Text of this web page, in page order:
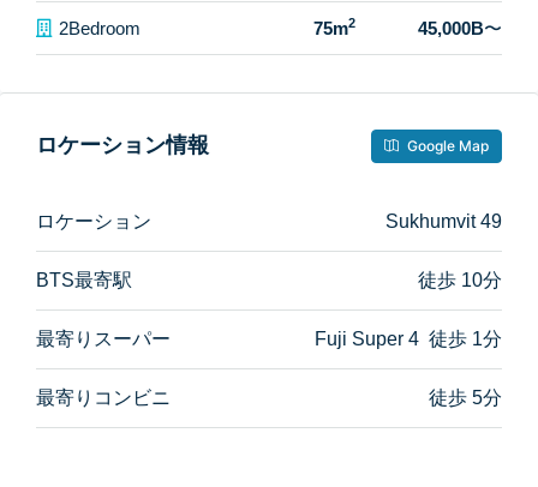
2Bedroom 75m2 45,000B〜
ロケーション情報 Google Map
ロケーション Sukhumvit 49
BTS最寄駅 徒歩 10分
最寄りスーパー Fuji Super 4 徒歩 1分
最寄りコンビニ 徒歩 5分